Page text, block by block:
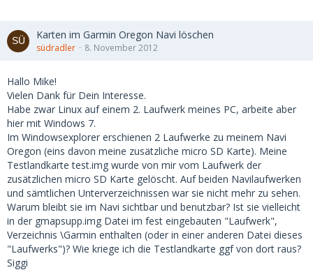
Karten im Garmin Oregon Navi löschen
südradler 8. November 2012
Hallo Mike!
Vielen Dank für Dein Interesse.
Habe zwar Linux auf einem 2. Laufwerk meines PC, arbeite aber
hier mit Windows 7.
Im Windowsexplorer erschienen 2 Laufwerke zu meinem Navi
Oregon (eins davon meine zusätzliche micro SD Karte). Meine
Testlandkarte test.img wurde von mir vom Laufwerk der
zusätzlichen micro SD Karte gelöscht. Auf beiden Navilaufwerken
und sämtlichen Unterverzeichnissen war sie nicht mehr zu sehen.
Warum bleibt sie im Navi sichtbar und benutzbar? Ist sie vielleicht
in der gmapsupp.img Datei im fest eingebauten "Laufwerk",
Verzeichnis \Garmin enthalten (oder in einer anderen Datei dieses
"Laufwerks")? Wie kriege ich die Testlandkarte ggf von dort raus?
Siggi